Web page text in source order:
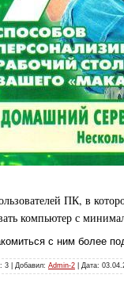
ПК, в
компьютер с
с ним более
3 | Добавил: Admin-2 | Дата: